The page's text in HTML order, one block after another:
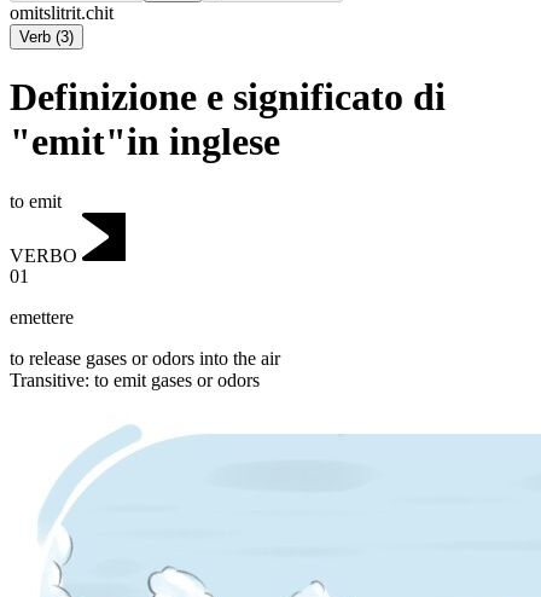
omitslitrit.chit
Verb (3)
Definizione e significato di
"emit"in inglese
to emit
VERBO
01
emettere
to release gases or odors into the air
Transitive: to emit gases or odors